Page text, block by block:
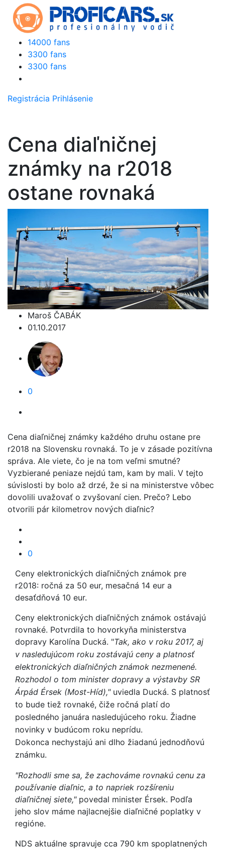
14000 fans
3300 fans
3300 fans
Registrácia Prihlásenie
Cena diaľničnej
známky na r2018
ostane rovnaká
Maroš ČABÁK
01.10.2017
0
Cena diaľničnej známky každého druhu ostane pre
r2018 na Slovensku rovnaká. To je v zásade pozitívna
správa. Ale viete, čo je na tom veľmi smutné?
Vyzbierané peniaze nejdú tam, kam by mali. V tejto
súvislosti by bolo až drzé, že si na ministerstve vôbec
dovolili uvažovať o zvyšovaní cien. Prečo? Lebo
otvorili pár kilometrov nových diaľnic?
0
Ceny elektronických diaľničných známok pre
r2018: ročná za 50 eur, mesačná 14 eur a
desaťdňová 10 eur.
Ceny elektronických diaľničných známok ostávajú
rovnaké. Potvrdila to hovorkyňa ministerstva
dopravy Karolína Ducká. "Tak, ako v roku 2017, aj
v nasledujúcom roku zostávajú ceny a platnosť
elektronických diaľničných známok nezmenené.
Rozhodol o tom minister dopravy a výstavby SR
Árpád Érsek (Most-Híd),"uviedla Ducká. S platnosť
to bude tiež rovnaké, čiže ročná platí do
posledného januára nasledujúceho roku. Žiadne
novinky v budúcom roku neprídu.
Dokonca nechystajú ani dlho žiadanú jednodňovú
známku.
"Rozhodli sme sa, že zachováme rovnakú cenu za
používanie diaľnic, a to napriek rozšíreniu
diaľničnej siete,"povedal minister Érsek. Podľa
jeho slov máme najlacnejšie diaľničné poplatky v
regióne.
NDS aktuálne spravuje cca 790 km spoplatnených